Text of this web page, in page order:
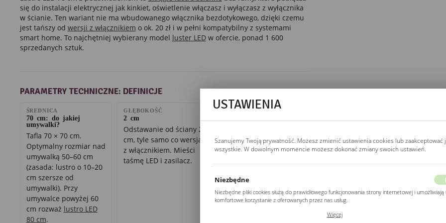
się do instalacji elektrycznej jak kinkiet, oświetlenie włączasz i wyłączasz z wyłącznika
w ścianie. Ten wariant nie ma wbudowanego włącznika bezdotykowego, dzięki czemu
jest tańszy od wersji z włącznikiem o ok. 20 zł i w pełni kompatybilny z systemami
smart home. To najchętniej wybierany model luster LEDw ofercie, ponad 1 600
sprzedanych sztuk.
PARAMETRY TECHNICZNE: DEFINICJE
ŚREDNICA
70 cm: do jakiej
umywalki?
Tafla 70 × 70 cm.
Optymalny rozmiar nad
umywalką 50–60 cm
(zasada: lustro o 10–20
cm szersze od
umywalki). Przy
umywalce powyżej 60
cm rozważ lustro LED
80 cm.
GŁĘBOKOŚĆ
2 cm
Odstawanie od ściany 2
cm, tyle samo co wersja
z włącznikiem. Mieści
taśmę LED i zasilacz.
BARWA ŚWIATŁA
mierzona w Kelvinach
(K). Ciepła 3000K =
zbliżona do dziennego,
najlepsza do
pielęgnacji. Zimna
USTAWIENIA
Szanujemy Twoją prywatność. Możesz zmienić ustawienia cookies lub zaakceptować
wszystkie. W dowolnym momencie możesz dokonać zmiany swoich ustawień.
Niezbędne
Niezbędne pliki cookies służą do prawidłowego funkcjonowania strony internetowej i umożliwiają
komfortowe korzystanie z oferowanych przez nas usług.
Twoich ustawień preferencji prywatności, logowania czy wypełniania formularzy. Dzięki plikom
Więcej